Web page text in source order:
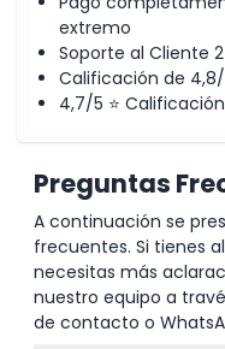
extremo
Soporte al Cliente
Calificación de 4,8/
4,7/5 ⭐
Preguntas
A continuación se
frecuentes. Si tienes
necesitas más
nuestro equipo a
de contacto o